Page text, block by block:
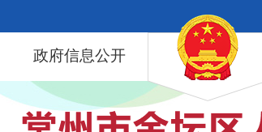
政府信息公开